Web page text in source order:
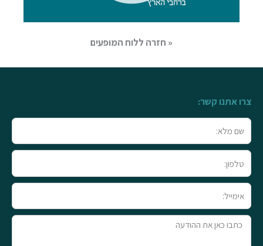
« חזרה ללוח המופעים
צרו אתנו קשר:
מלא
טלפון
טקסט